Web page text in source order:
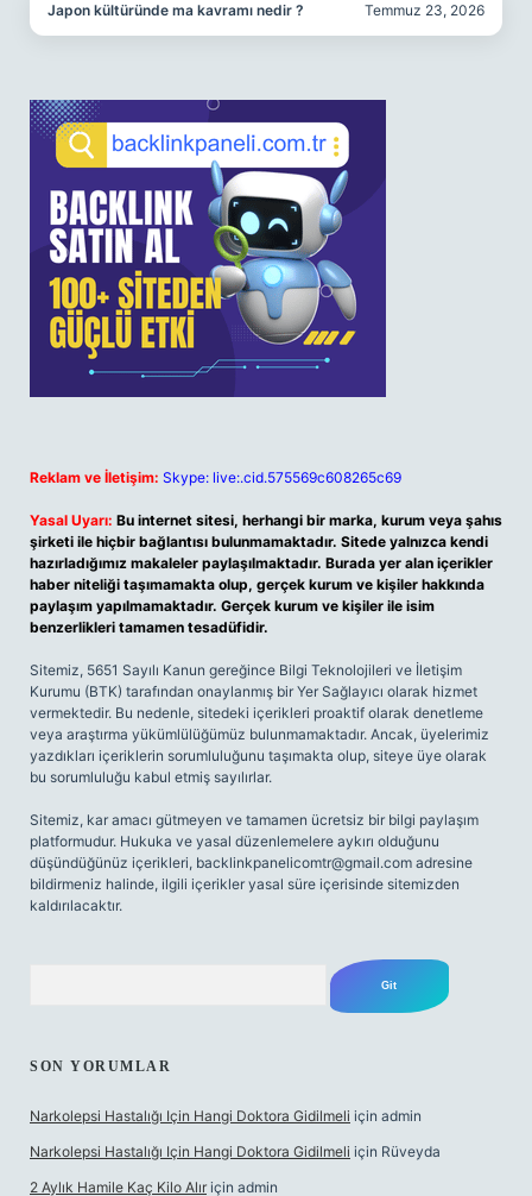
Japon kültüründe ma kavramı nedir ? Temmuz 23, 2026
Reklam ve İletişim: Skype: live:.cid.575569c608265c69
Yasal Uyarı: Bu internet sitesi, herhangi bir marka, kurum veya şahıs
şirketi ile hiçbir bağlantısı bulunmamaktadır. Sitede yalnızca kendi
hazırladığımız makaleler paylaşılmaktadır. Burada yer alan içerikler
haber niteliği taşımamakta olup, gerçek kurum ve kişiler hakkında
paylaşım yapılmamaktadır. Gerçek kurum ve kişiler ile isim
benzerlikleri tamamen tesadüfidir.
Sitemiz, 5651 Sayılı Kanun gereğince Bilgi Teknolojileri ve İletişim
Kurumu (BTK) tarafından onaylanmış bir Yer Sağlayıcı olarak hizmet
vermektedir. Bu nedenle, sitedeki içerikleri proaktif olarak denetleme
veya araştırma yükümlülüğümüz bulunmamaktadır. Ancak, üyelerimiz
yazdıkları içeriklerin sorumluluğunu taşımakta olup, siteye üye olarak
bu sorumluluğu kabul etmiş sayılırlar.
Sitemiz, kar amacı gütmeyen ve tamamen ücretsiz bir bilgi paylaşım
platformudur. Hukuka ve yasal düzenlemelere aykırı olduğunu
düşündüğünüz içerikleri, backlinkpanelicomtr@gmail.com adresine
bildirmeniz halinde, ilgili içerikler yasal süre içerisinde sitemizden
kaldırılacaktır.
SON YORUMLAR
Narkolepsi Hastalığı Için Hangi Doktora Gidilmeli için admin
Narkolepsi Hastalığı Için Hangi Doktora Gidilmeli için Rüveyda
2 Aylık Hamile Kaç Kilo Alır için admin